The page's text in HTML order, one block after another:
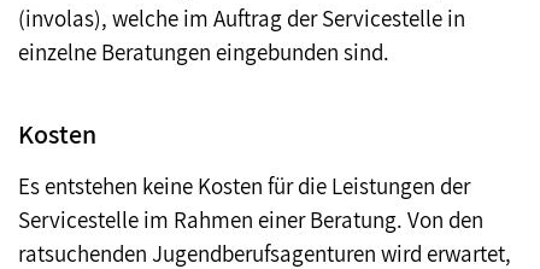
(involas), welche im Auftrag der Servicestelle in
einzelne Beratungen eingebunden sind.
Kosten
Es entstehen keine Kosten für die Leistungen der
Servicestelle im Rahmen einer Beratung. Von den
ratsuchenden Jugendberufsagenturen wird erwartet,